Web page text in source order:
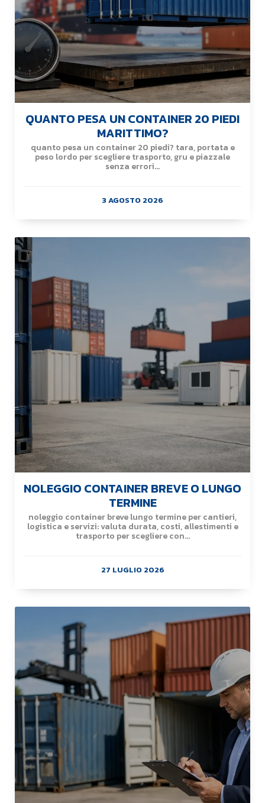
QUANTO PESA UN CONTAINER 20 PIEDI
MARITTIMO?
quanto pesa un container 20 piedi? tara, portata e
peso lordo per scegliere trasporto, gru e piazzale
senza errori...
3 AGOSTO 2026
NOLEGGIO CONTAINER BREVE O LUNGO
TERMINE
noleggio container breve lungo termine per cantieri,
logistica e servizi: valuta durata, costi, allestimenti e
trasporto per scegliere con...
27 LUGLIO 2026